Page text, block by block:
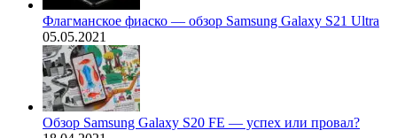
Флагманское фиаско — обзор Samsung Galaxy S21 Ultra
05.05.2021
Обзор Samsung Galaxy S20 FE — успех или провал?